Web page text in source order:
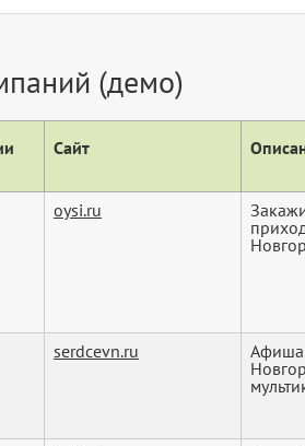
(демо)
Сайт
oysi.ru
serdcevn.ru